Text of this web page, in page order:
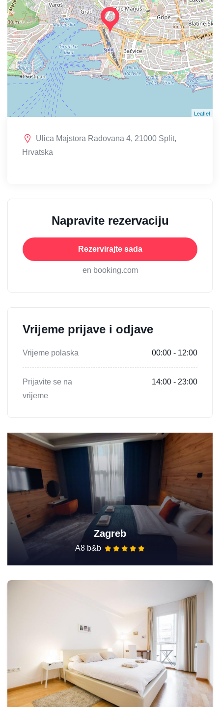
Leaflet
Ulica Majstora Radovana 4, 21000 Split,
Hrvatska
Napravite rezervaciju
Rezervirajte sada
en booking.com
Vrijeme prijave i odjave
Vrijeme polaska 00:00 - 12:00
Prijavite se na
vrijeme
14:00 - 23:00
Zagreb
A8 b&b